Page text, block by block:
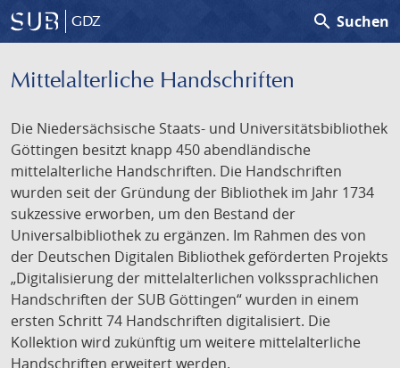
GDZ search Suchen
Mittelalterliche Handschriften
Die Niedersächsische Staats- und Universitätsbibliothek
Göttingen besitzt knapp 450 abendländische
mittelalterliche Handschriften. Die Handschriften
wurden seit der Gründung der Bibliothek im Jahr 1734
sukzessive erworben, um den Bestand der
Universalbibliothek zu ergänzen. Im Rahmen des von
der Deutschen Digitalen Bibliothek geförderten Projekts
„Digitalisierung der mittelalterlichen volkssprachlichen
Handschriften der SUB Göttingen“ wurden in einem
ersten Schritt 74 Handschriften digitalisiert. Die
Kollektion wird zukünftig um weitere mittelalterliche
Handschriften erweitert werden.